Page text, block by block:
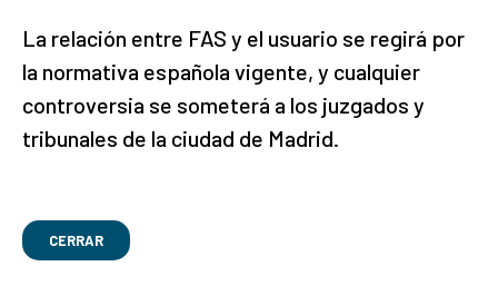
La relación entre FAS y el usuario se regirá por
la normativa española vigente, y cualquier
controversia se someterá a los juzgados y
tribunales de la ciudad de Madrid.
CERRAR